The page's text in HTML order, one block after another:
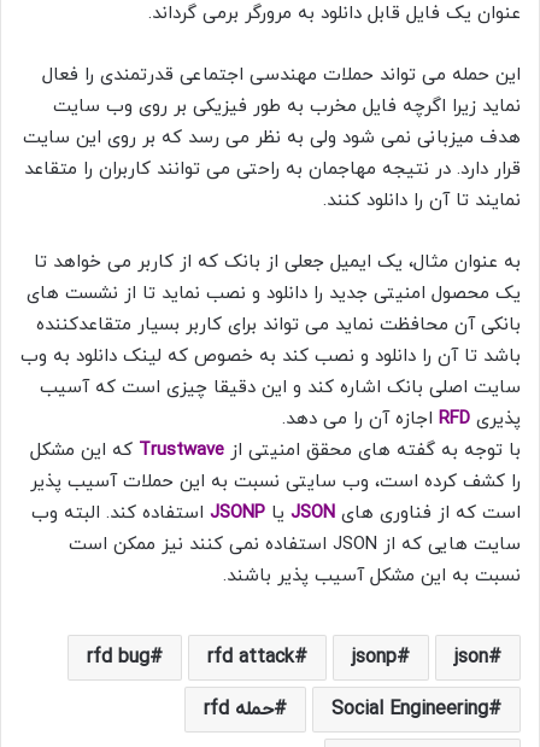
عنوان یک فایل قابل دانلود به مرورگر برمی گرداند.
این حمله می تواند حملات مهندسی اجتماعی قدرتمندی را فعال
نماید زیرا اگرچه فایل مخرب به طور فیزیکی بر روی وب سایت
هدف میزبانی نمی شود ولی به نظر می رسد که بر روی این سایت
قرار دارد. در نتیجه مهاجمان به راحتی می توانند کاربران را متقاعد
نمایند تا آن را دانلود کنند.
به عنوان مثال، یک ایمیل جعلی از بانک که از کاربر می خواهد تا
یک محصول امنیتی جدید را دانلود و نصب نماید تا از نشست های
بانکی آن محافظت نماید می تواند برای کاربر بسیار متقاعدکننده
باشد تا آن را دانلود و نصب کند به خصوص که لینک دانلود به وب
سایت اصلی بانک اشاره کند و این دقیقا چیزی است که آسیب
پذیری RFD اجازه آن را می دهد.
با توجه به گفته های محقق امنیتی از Trustwave که این مشکل
را کشف کرده است، وب سایتی نسبت به این حملات آسیب پذیر
است که از فناوری های JSON یا JSONP استفاده کند. البته وب
سایت هایی که از JSON استفاده نمی کنند نیز ممکن است
نسبت به این مشکل آسیب پذیر باشند.
json
jsonp
rfd attack
rfd bug
Social Engineering
حمله rfd